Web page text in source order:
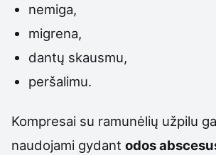
nemiga,
migrena,
dantų skausmu,
peršalimu.
Kompresai su ramunėlių užpilu
naudojami gydant odos